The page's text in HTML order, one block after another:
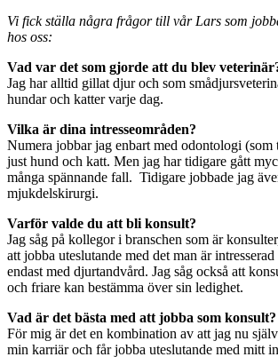
Vi fick ställa några frågor till vår Lars som
hos oss:
Vad var det som gjorde att du blev
Jag har alltid gillat djur och som
hundar och katter varje dag.
Vilka är dina intresseområden?
Numera jobbar jag enbart med odontologi (som
just hund och katt. Men jag har tidigare gått
många spännande fall. Tidigare jobbade jag
mjukdelskirurgi.
Varför valde du att bli konsult?
Jag såg på kollegor i branschen som är
att jobba uteslutande med det man är
endast med djurtandvård. Jag såg också att
och friare kan bestämma över sin ledighet.
Vad är det bästa med att jobba som konsult?
För mig är det en kombination av att jag nu
min karriär och får jobba uteslutande med mitt